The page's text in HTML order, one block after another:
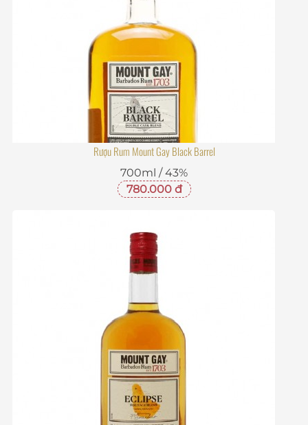
Rượu Rum Mount Gay Black Barrel
700ml / 43%
780.000 đ